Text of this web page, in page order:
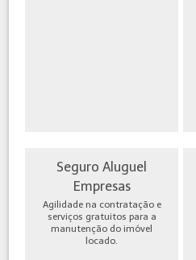
Seguro Aluguel
Empresas
Agilidade na contratação e
serviços gratuitos para a
manutenção do imóvel
locado.